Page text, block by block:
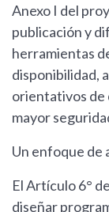
Anexo I del
publicación y
herramientas
disponibilidad,
orientativos de
mayor
Un enfoque de
El Artículo 6°
diseñar